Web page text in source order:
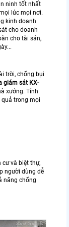
ninh tốt nhất
lúc mọi nơi.
kinh doanh
cho doanh
cho tài sản,
trời, chống bụi
giám sát KX-
xưởng. Tính
trong mọi
cư và biệt thự,
người dùng dễ
năng chống